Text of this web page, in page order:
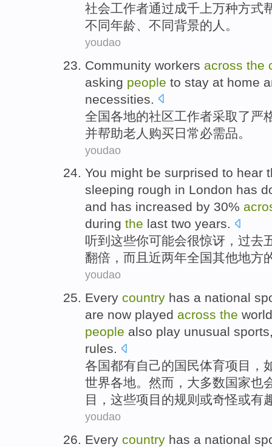
社会工作者通过成千 上万种方式
不同年龄、 不同背景的 人 。
youdao
Community workers across the
asking people to stay at home
necessities.
全国各地的社区工作者采取了严
并帮助老人购买日常必需品。
youdao
You might be surprised to hear
sleeping rough in London has
and has increased by 30%
during the last two years.
听到这些你可能会很惊讶，过去
翻倍，而且近两年全国其他地方
youdao
Every country has a national
are now played across the
people also play unusual
rules.
各国都有自己的国民体育项目，
世界各地。然而，大多数国家也
目，这些项目的规则或奇怪或有
youdao
Every country has a national